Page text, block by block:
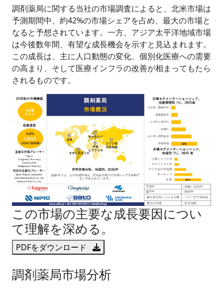
調剤薬局に関する当社の市場調査によると、北米市場は
予測期間中、約42%の市場シェアを占め、最大の市場と
なると予想されています。一方、アジア太平洋地域市場
は今後数年間、有望な成長機会を示すと見込まれます。
この成長は、主に人口動態の変化、個別化医療への需要
の高まり、そして医療インフラの改善が相まってもたら
されるものです。
この市場の主要な成長要因につい
て理解を深める。
PDFをダウンロード
調剤薬局市場分析